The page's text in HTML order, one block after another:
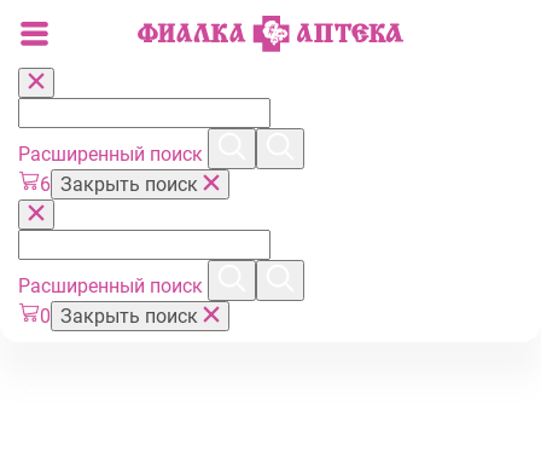
Расширенный поиск
6 Закрыть поиск
Расширенный поиск
0 Закрыть поиск